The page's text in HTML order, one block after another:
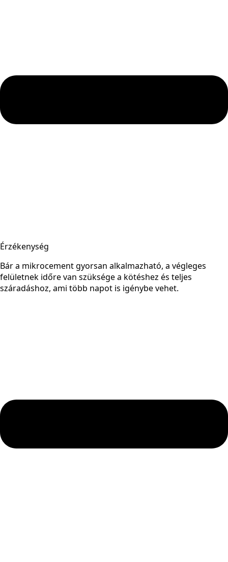
Érzékenység
Bár a mikrocement gyorsan alkalmazható, a végleges
felületnek időre van szüksége a kötéshez és teljes
száradáshoz, ami több napot is igénybe vehet.